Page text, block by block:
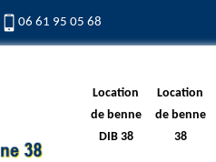
06 61 95 05 68
Location
de benne
DIB 38
Location
de benne
38